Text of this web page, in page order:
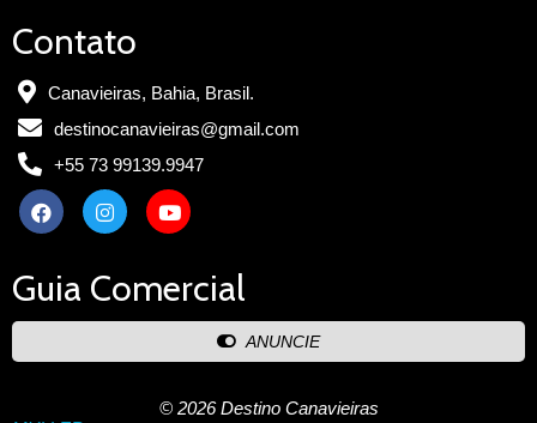
Contato
Canavieiras, Bahia, Brasil.
destinocanavieiras@gmail.com
+55 73 99139.9947
Guia Comercial
ANUNCIE
© 2026 Destino Canavieiras